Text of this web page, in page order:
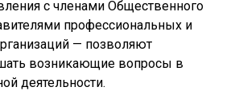
с членами Общественного
профессиональных и
— позволяют
возникающие вопросы в
деятельности.